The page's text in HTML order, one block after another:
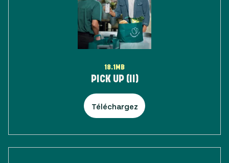
18.1MB
PICK UP (II)
Téléchargez